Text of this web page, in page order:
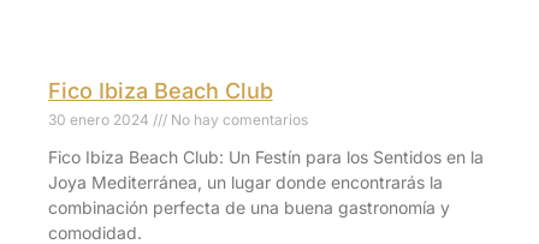
Fico Ibiza Beach Club
30 enero 2024 No hay comentarios
Fico Ibiza Beach Club: Un Festín para los Sentidos en la
Joya Mediterránea, un lugar donde encontrarás la
combinación perfecta de una buena gastronomía y
comodidad.